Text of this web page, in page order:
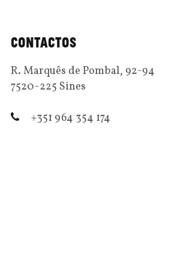
CONTACTOS
R. Marquês de Pombal, 92-94
7520-225 Sines
+351 964 354 174